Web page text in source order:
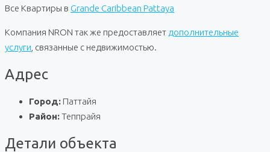
Все Квартиры в Grande Caribbean Pattaya
Компания NRON так же предоставляет дополнительные
услуги , связанные с недвижимостью.
Адрес
Город: Паттайя
Район:Теппрайя
Детали объекта